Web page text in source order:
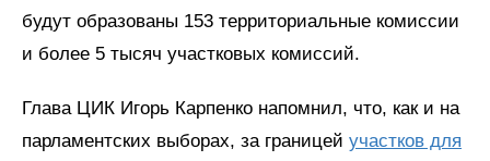
будут образованы 153 территориальные комиссии
и более 5 тысяч участковых комиссий.
Глава ЦИК Игорь Карпенко напомнил, что, как и на
парламентских выборах, за границей участков для